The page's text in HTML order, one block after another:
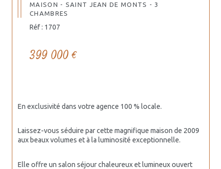
MAISON - SAINT JEAN DE MONTS - 3
CHAMBRES
Réf : 1707
399 000 €
En exclusivité dans votre agence 100 % locale.
Laissez-vous séduire par cette magnifique maison de 2009
aux beaux volumes et à la luminosité exceptionnelle.
Elle offre un salon séjour chaleureux et lumineux ouvert